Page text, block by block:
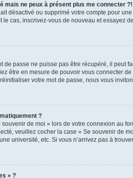
mais ne peux à présent plus me connecter ?!
désactivé ou supprimé votre compte pour
cas, inscrivez-vous de nouveau et essayez
de passe ne puisse pas être récupéré, il peut
être en mesure de pouvoir vous connecter
votre mot de passe, nous vous
?
de moi » lors de votre connexion au
veuillez cocher la case « Se souvenir de
université, etc. Si vous n’arrivez pas à
» ?